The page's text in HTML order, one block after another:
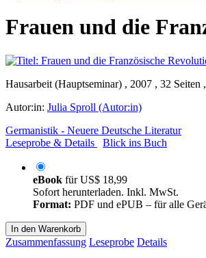
Frauen und die
Hausarbeit (Hauptseminar) , 2007 , 32 Seiten
Autor:in: Julia Sproll (Autor:in)
Germanistik - Neuere Deutsche Literatur
Leseprobe & Details
Blick ins Buch
eBook fürUS$ 18,99
Sofort herunterladen. Inkl. MwSt.
Format: PDF und ePUB – für alle
In den Warenkorb
Zusammenfassung Leseprobe Details